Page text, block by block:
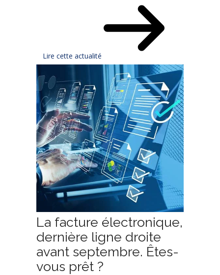
Lire cette actualité
La facture électronique,
dernière ligne droite
avant septembre. Êtes-
vous prêt ?